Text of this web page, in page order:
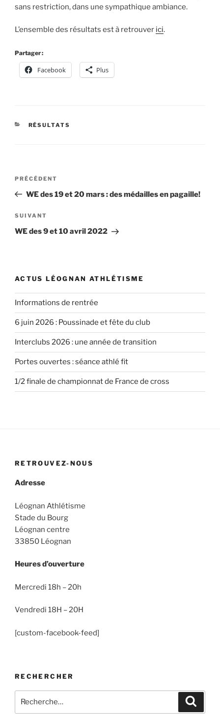
sans restriction, dans une sympathique ambiance.
L’ensemble des résultats est à retrouver ici.
Partager :
Facebook Plus
CATÉGORIES
RÉSULTATS
Navigation
l’article
Article
précédent
PRÉCÉDENT
WE des 19 et 20 mars : des médailles en pagaille!
Article
suivant
SUIVANT
WE des 9 et 10 avril 2022
ACTUS LÉOGNAN ATHLÉTISME
Informations de rentrée
6 juin 2026 : Poussinade et fête du club
Interclubs 2026 : une année de transition
Portes ouvertes : séance athlé fit
1/2 finale de championnat de France de cross
RETROUVEZ-NOUS
Adresse
Léognan Athlétisme
Stade du Bourg
Léognan centre
33850 Léognan
Heures d’ouverture
Mercredi 18h – 20h
Vendredi 18H – 20H
[custom-facebook-feed]
RECHERCHER
pour